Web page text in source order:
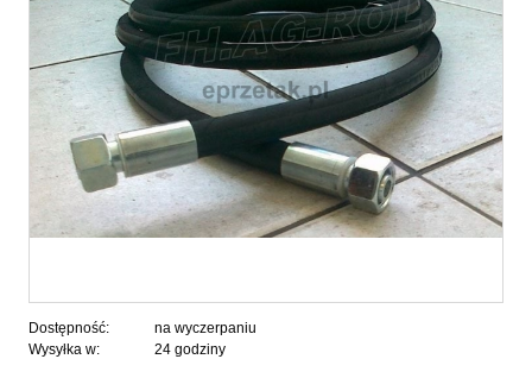
Dostępność:
na wyczerpaniu
Wysyłka w:
24 godziny